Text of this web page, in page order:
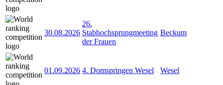
30.08.2026
26.
Stabhochsprungmeeting
der Frauen
Beckum
01.09.2026 4. Domspringen Wesel Wesel